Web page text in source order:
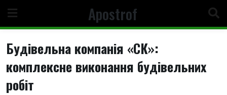
content
Apostrof
Будівельна компанія «СК»:
комплексне виконання будівельних
робіт